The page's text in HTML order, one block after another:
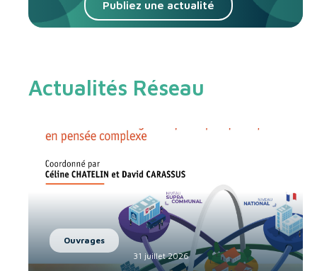
Publiez une actualité
Actualités Réseau
Ouvrages
31 juillet 2026